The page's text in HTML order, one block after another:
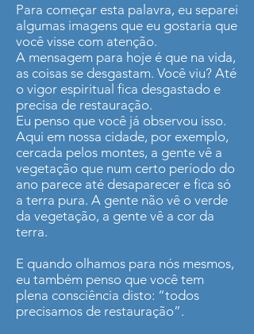
Para começar esta palavra, eu separei
algumas imagens que eu gostaria que
você visse com atenção.
A mensagem para hoje é que na vida,
as coisas se desgastam. Você viu? Até
o vigor espiritual fica desgastado e
precisa de restauração.
Eu penso que você já observou isso.
Aqui em nossa cidade, por exemplo,
cercada pelos montes, a gente vê a
vegetação que num certo período do
ano parece até desaparecer e fica só
a terra pura. A gente não vê o verde
da vegetação, a gente vê a cor da
terra.
E quando olhamos para nós mesmos,
eu também penso que você tem
plena consciência disto: “todos
precisamos de restauração”.